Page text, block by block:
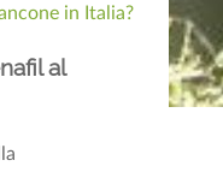
in Italia?
al